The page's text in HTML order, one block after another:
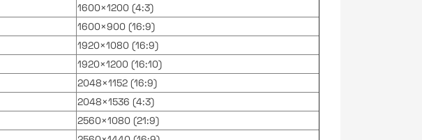
1600×1200 (4:3)
1600×900 (16:9)
1920×1080 (16:9)
1920×1200 (16:10)
2048×1152 (16:9)
2048×1536 (4:3)
2560×1080 (21:9)